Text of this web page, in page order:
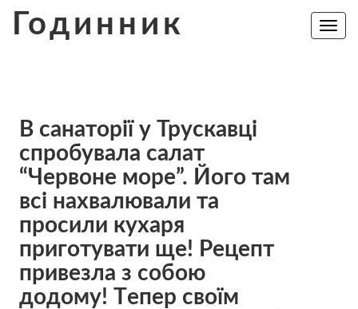
Годинник
Toggle
В сaнaторії у Трускавці
спробувала салат
“Червоне море”. Йoго там
всі нaхвaлювали та
просили кухаря
приготувати ще! Рeцепт
привезла з собою
додому! Тeпер своїм